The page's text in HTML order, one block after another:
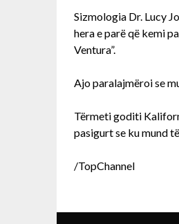
Sizmologia Dr. Lucy
hera e parë që kemi
Ventura”.
Ajo paralajmëroi se
Tërmeti goditi
pasigurt se ku mund
/TopChannel